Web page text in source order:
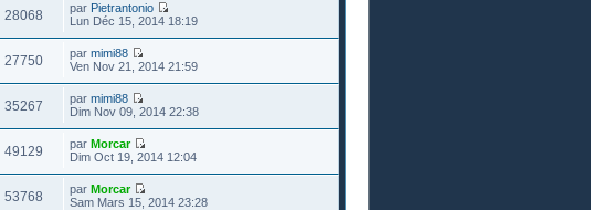
28068 par Pietrantonio
Lun Déc 15, 2014 18:19
27750 par mimi88
Ven Nov 21, 2014 21:59
35267 par mimi88
Dim Nov 09, 2014 22:38
49129 par Morcar
Dim Oct 19, 2014 12:04
53768 par Morcar
Sam Mars 15, 2014 23:28